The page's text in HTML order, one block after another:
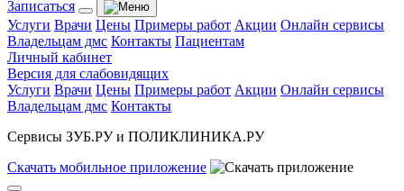
Записаться
Услуги Врачи Цены Примеры работ Акции Онлайн сервисы
Владельцам дмс Контакты Пациентам
Личный кабинет
Версия для слабовидящих
Услуги Врачи Цены Примеры работ Акции Онлайн сервисы
Владельцам дмс Контакты
Сервисы ЗУБ.РУ и ПОЛИКЛИНИКА.РУ
Скачать мобильное приложение